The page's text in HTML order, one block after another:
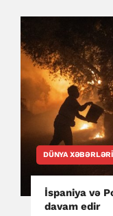
DÜNYA XƏBƏRLƏRI
İspaniya və
davam edir